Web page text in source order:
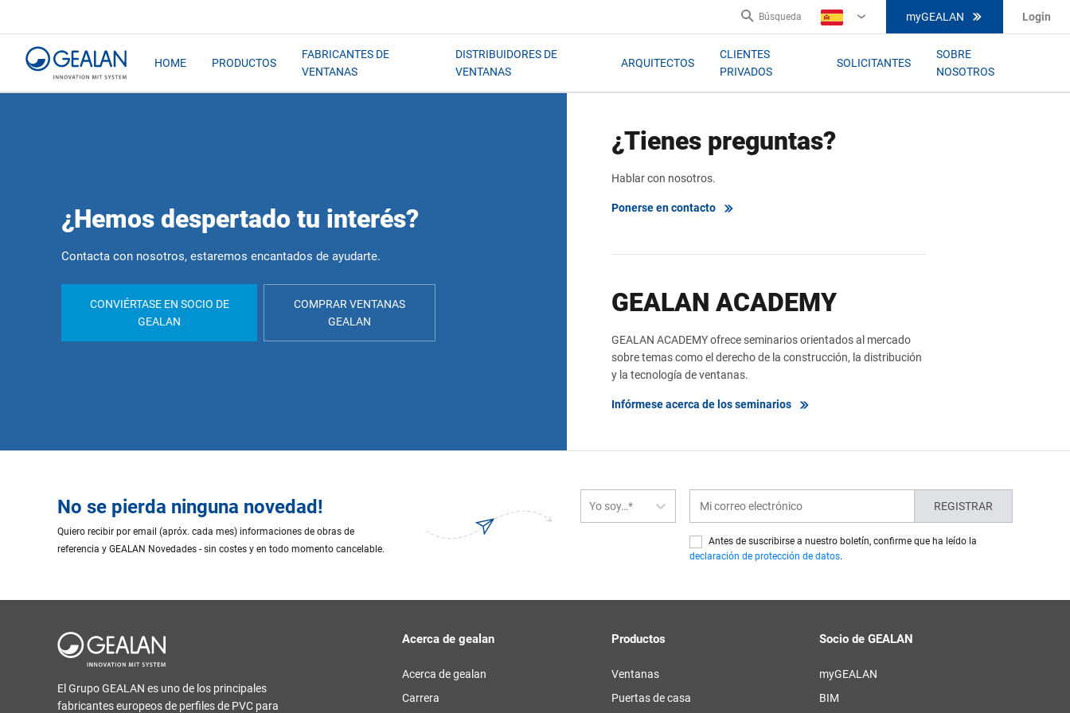
Búsqueda
ES
myGEALAN Login
HOME PRODUCTOS
FABRICANTES DE
VENTANAS
DISTRIBUIDORES DE
VENTANAS
ARQUITECTOS
CLIENTES
PRIVADOS
SOLICITANTES
SOBRE
NOSOTROS
¿Hemos despertado tu interés?
Contacta con nosotros, estaremos encantados de ayudarte.
CONVIÉRTASE EN SOCIO DE
GEALAN
COMPRAR VENTANAS
GEALAN
¿Tienes preguntas?
Hablar con nosotros.
Ponerse en contacto
GEALAN ACADEMY
GEALAN ACADEMY ofrece seminarios orientados al mercado
sobre temas como el derecho de la construcción, la distribución
y la tecnología de ventanas.
Infórmese acerca de los seminarios
No se pierda ninguna novedad!
Quiero recibir por email (apróx. cada mes) informaciones de obras de
referencia y GEALAN Novedades - sin costes y en todo momento cancelable.
Yo soy…* REGISTRAR
Antes de suscribirse a nuestro boletín, confirme que ha leído la
declaración de protección de datos.
El Grupo GEALAN es uno de los principales
fabricantes europeos de perfiles de PVC para
Acerca de gealan
Acerca de gealan
Carrera
Productos
Ventanas
Puertas de casa
Socio de GEALAN
myGEALAN
BIM